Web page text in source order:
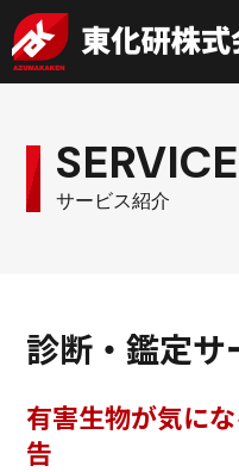
SERVICE
サービス紹介
診断・鑑定サ
有害生物が気に
告